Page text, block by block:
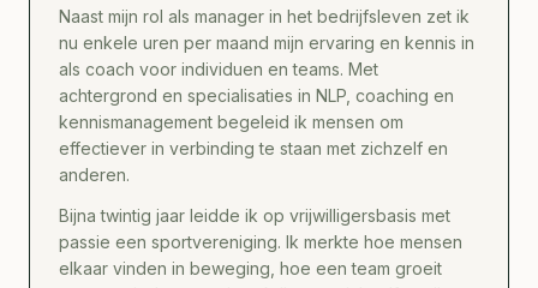
Naast mijn rol als manager in het bedrijfsleven zet ik
nu enkele uren per maand mijn ervaring en kennis in
als coach voor individuen en teams. Met
achtergrond en specialisaties in NLP, coaching en
kennismanagement begeleid ik mensen om
effectiever in verbinding te staan met zichzelf en
anderen.
Bijna twintig jaar leidde ik op vrijwilligersbasis met
passie een sportvereniging. Ik merkte hoe mensen
elkaar vinden in beweging, hoe een team groeit